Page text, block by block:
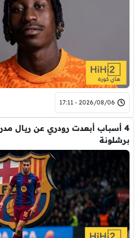
2026/08/06 - 17:11
4 أسباب أبعدت رودري عن ريال
برشلونة